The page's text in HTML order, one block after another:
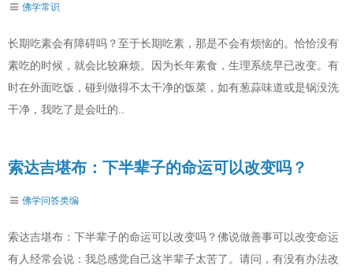
佛学常识
长期吃素会有障碍吗？至于长期吃素，那是不会有烦恼的。恰恰没有
素吃的时候，就会比较麻烦。因为长年素食，生理系统早已改变。有
时在外面吃饭，碰到做得不太干净的饭菜，如有葱蒜味道或是锅没洗
干净，我吃了是会吐的..
索达吉堪布：下半辈子的命运可以改变吗？
佛学问答类编
索达吉堪布：下半辈子的命运可以改变吗？佛说做善事可以改变命运
有人经常会说：我总感觉自己这半辈子太苦了。请问，有没有办法改